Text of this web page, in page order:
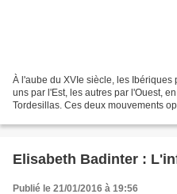
À l'aube du XVIe siècle, les
uns par l'Est, les autres par l'Ouest,
Tordesillas. Ces deux mouvements
Elisabeth Badinter :
Publié le 21/01/2016 à 19:56